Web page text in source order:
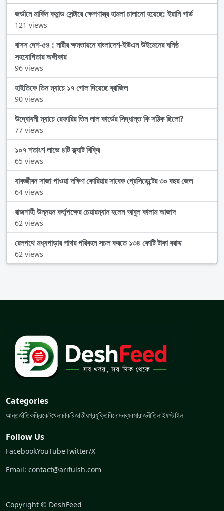
জর্ডানে মার্কিন কমান্ড সেন্টারে ক্ষেপণাস্ত্র হামলা চালানো হয়েছে: ইরানি গার্ড
121 views
বাসস দেশ-৫৪ : নারীর ক্ষমতায়নে বাংলাদেশ-ইউএন উইমেনের ঘনিষ্ঠ
সহযোগিতার অঙ্গীকার
96 views
হাইতিকে তিন ম্যাচে ১৭ গোল দিয়েছে ব্রাজিল
90 views
উদ্বোধনী ম্যাচে রেফারির তিন লাল কার্ডের সিদ্ধান্ত কি সঠিক ছিলো?
77 views
১০৭ শতাংশ লাভে ৪টি ফ্ল্যাট বিক্রি
65 views
যাবজ্জীবন সাজা পাওয়া দক্ষিণ কোরিয়ার সাবেক প্রেসিডেন্টের ৩০ বছর জেল
64 views
রাজশাহী উন্নয়ন কর্তৃপক্ষের চেয়ারম্যান হলেন আবুল কালাম আজাদ
62 views
রেলপথে মধ্যপাড়ার পাথর পরিবহন সচল করতে ১৩৪ কোটি টাকা বরাদ্দ
62 views
Categories
আন্তর্জাতিকক্রিকেটখেলাচাকরিজাতীয়প্রযুক্তিবিনোদনব্যবসারাজনীতিলাইফস্টাইল
Follow Us
FacebookYouTubeTwitter/X
Email: contact@arifulsh.com
Copyright © DeshFeed